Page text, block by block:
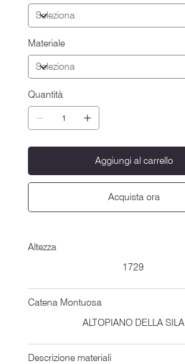
Materiale
Quantità
Aggiungi al carrello
Acquista ora
Altezza
1729
Catena Montuosa
ALTOPIANO DELLA SILA
Descrizione materiali